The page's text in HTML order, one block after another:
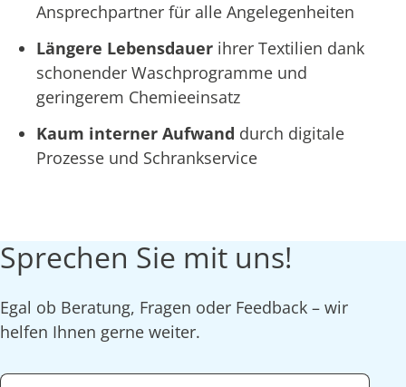
Ansprechpartner für alle Angelegenheiten
Längere Lebensdauer ihrer Textilien dank
schonender Waschprogramme und
geringerem Chemieeinsatz
Kaum interner Aufwand durch digitale
Prozesse und Schrankservice
Sprechen Sie mit uns!
Egal ob Beratung, Fragen oder Feedback – wir
helfen Ihnen gerne weiter.